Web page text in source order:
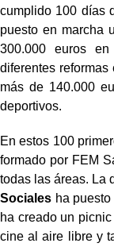
cumplido 100 días
puesto en marcha
300.000 euros
diferentes
más de 140.000
deportivos.
En estos 100
formado por FEM
todas las áreas. La
Sociales ha
ha creado un
cine al aire libre y